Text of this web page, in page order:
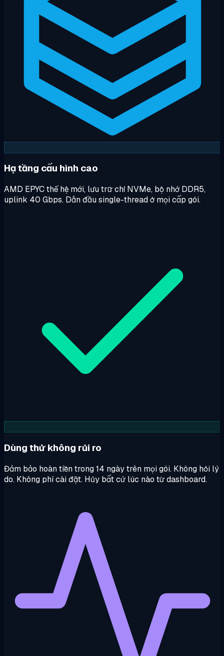
Hạ tầng cấu hình cao
AMD EPYC thế hệ mới, lưu trữ chỉ NVMe, bộ nhớ DDR5,
uplink 40 Gbps. Dẫn đầu single-thread ở mọi cấp gói.
Dùng thử không rủi ro
Đảm bảo hoàn tiền trong 14 ngày trên mọi gói. Không hỏi lý
do. Không phí cài đặt. Hủy bất cứ lúc nào từ dashboard.